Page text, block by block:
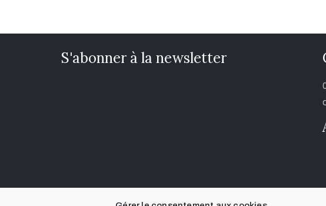
S'abonner à la newsletter